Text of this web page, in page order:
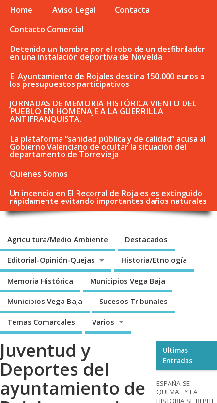
Home Aviso Legal
Contacta
Contacto Comercial
Detenido un hombre por el robo de un desfibrilador
en una instalación deportiva de Novelda
El Ayuntamiento de Rojales destina 150.000 euros a
los presupuestos participativos
JORNADAS DE MEMORIA HISTÓRICA VIENTO DEL
PUEBLO EN HOMENAJE A LA GUERRILLA
ANTIFRANQUISTA.
La plataforma “sanidad pública y de calidad” acusa al
Gobierno Valenciano de ocultar la situación del
departamento de Torrevieja
Quienes Somos
Un incendio en El Recorral de Rojales es extinguido
rápidamente evitando importantes daños naturales
Agricultura/Medio Ambiente Destacados
Editorial-Opinión-Quejas Historia/Etnología
Memoria Histórica Municipios Vega Baja
Municipios Vega Baja Sucesos Tribunales
Temas Comarcales Varios
Juventud y
Deportes del
ayuntamiento de
Ultimas
Entradas
ESPAÑA SE
QUEMA…Y LA
HISTORIA SE REPITE.